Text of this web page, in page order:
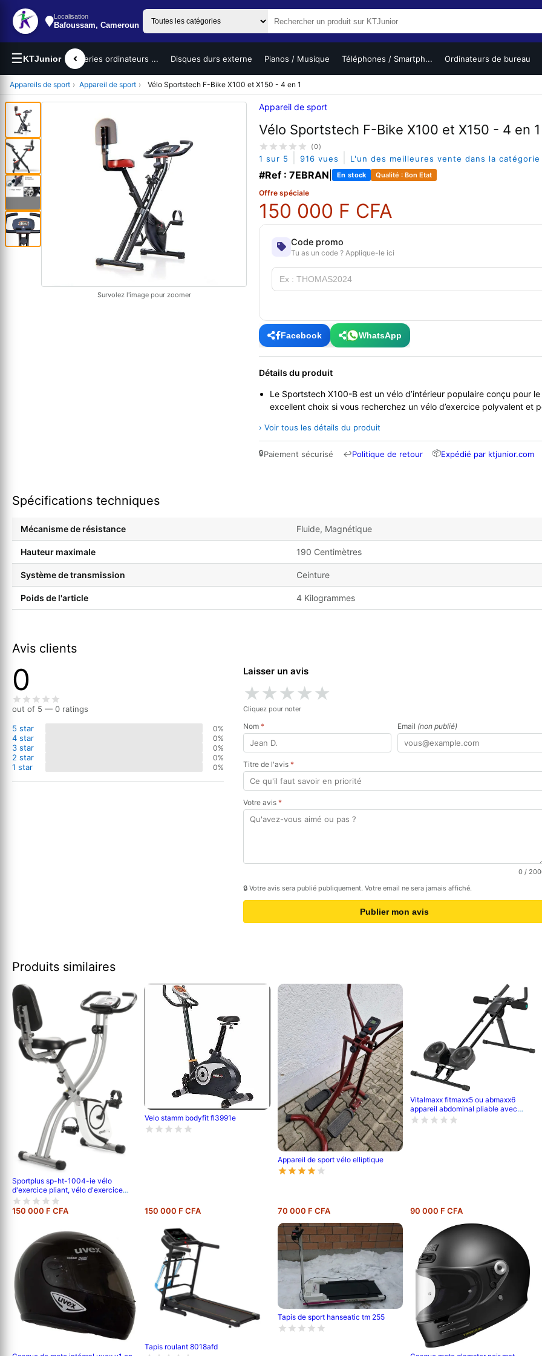
Localisation
Bafoussam, Cameroun
☰KTJunior
portables Batteries ordinateurs ... Disques durs externe Pianos / Musique Téléphones / Smartph... Ordinateurs de bureau
Appareils de sport › Appareil de sport › Vélo Sportstech F-Bike X100 et X150 - 4 en 1
Survolez l'image pour zoomer
Appareil de sport
Vélo Sportstech F-Bike X100 et X150 - 4 en 1
(0)
1 sur 5 916 vues L'un des meilleures vente dans la
#Ref : 7EBRAN En stock Qualité : Bon Etat
Offre spéciale
150 000 F CFA
Code promo
Tu as un code ? Applique-le ici
Facebook WhatsApp
Détails du produit
Le Sportstech X100-B est un vélo d’intérieur populaire conçu pour le
excellent choix si vous recherchez un vélo d’exercice polyvalent et
› Voir tous les détails du produit
🔒Paiement sécurisé ↩Politique de retour 📦Expédié par ktjunior.com
Spécifications techniques
Mécanisme de résistance Fluide, Magnétique
Hauteur maximale 190 Centimètres
Système de transmission Ceinture
Poids de l'article 4 Kilogrammes
Avis clients
0
out of 5 — 0 ratings
5 star
0%
4 star 0%
3 star 0%
2 star 0%
1 star 0%
Laisser un avis
★★★★★
Cliquez pour noter
Nom * Email (non publié)
Titre de l'avis *
Votre avis *
0 /
🔒 Votre avis sera publié publiquement. Votre email ne sera jamais affiché.
Publier mon avis
Produits similaires
Sportplus sp-ht-1004-ie vélo
d'exercice pliant, vélo d'exercice
pliant avec dossier, mesure de la
fréquence cardiaque, programmes
d'entraînement, silencieux et sans
150 000 F CFA
Velo stamm bodyfit fl3991e
150 000 F CFA
Appareil de sport vélo elliptique
70 000 F CFA
Vitalmaxx fitmaxx5 ou abmaxx6
appareil abdominal pliable avec
ordinateur d'entraînement | appareil
90 000 F CFA
Tapis roulant 8018afd
Tapis de sport hanseatic tm 255